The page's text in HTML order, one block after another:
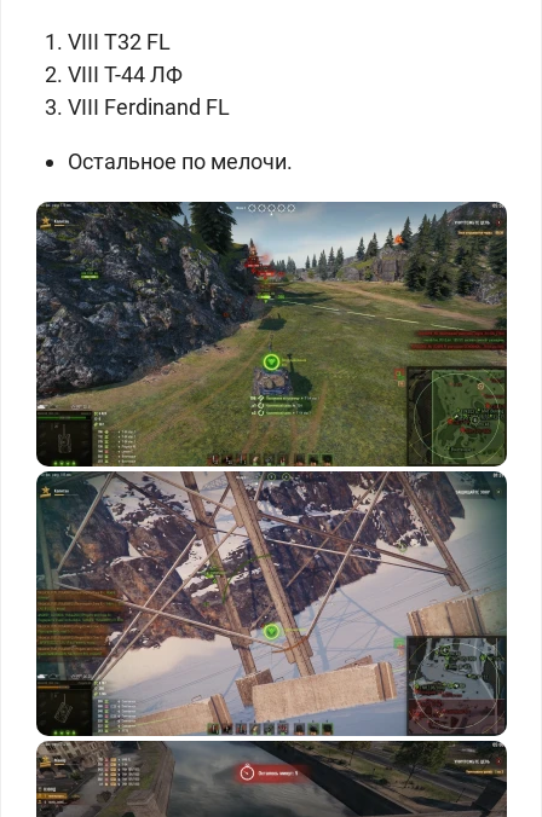
VIII T32 FL
VIII Т-44 ЛФ
VIII Ferdinand FL
Остальное по мелочи.